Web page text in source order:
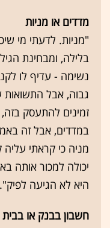
מדדים או מניות
"מניות. לדעתי מי
בלילה, ומבחינת
נשימה - עדיף לו
גבוה, אבל התשואות
זמינים להתעסק בזה,
במדדים, אבל זה
יכולה למכור אותה
היא לא הגיעה לפיק".
חשבון בבנק או